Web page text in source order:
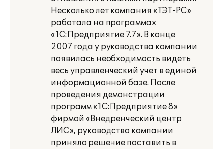
Несколько лет компания «ТЭТ-РС»
работала на программах
«1С:Предприятие 7.7». В конце
2007 года у руководства компании
появилась необходимость видеть
весь управленческий учет в единой
информационной базе. После
проведения демонстрации
программ «1С:Предприятие 8»
фирмой «Внедренческий центр
ЛИС», руководство компании
приняло решение поставить в